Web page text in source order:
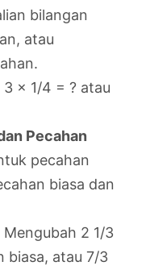
bilangan
atau
3 x 1/4 = ? atau
Pecahan
pecahan
biasa dan
Mengubah 2 1/3
biasa, atau 7/3